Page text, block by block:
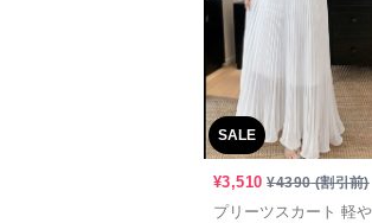
SALE
¥3,510 ¥4390(割引前)
プリーツスカート 軽や